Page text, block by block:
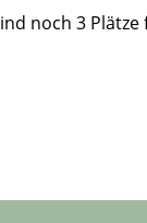
noch 3 Plätze